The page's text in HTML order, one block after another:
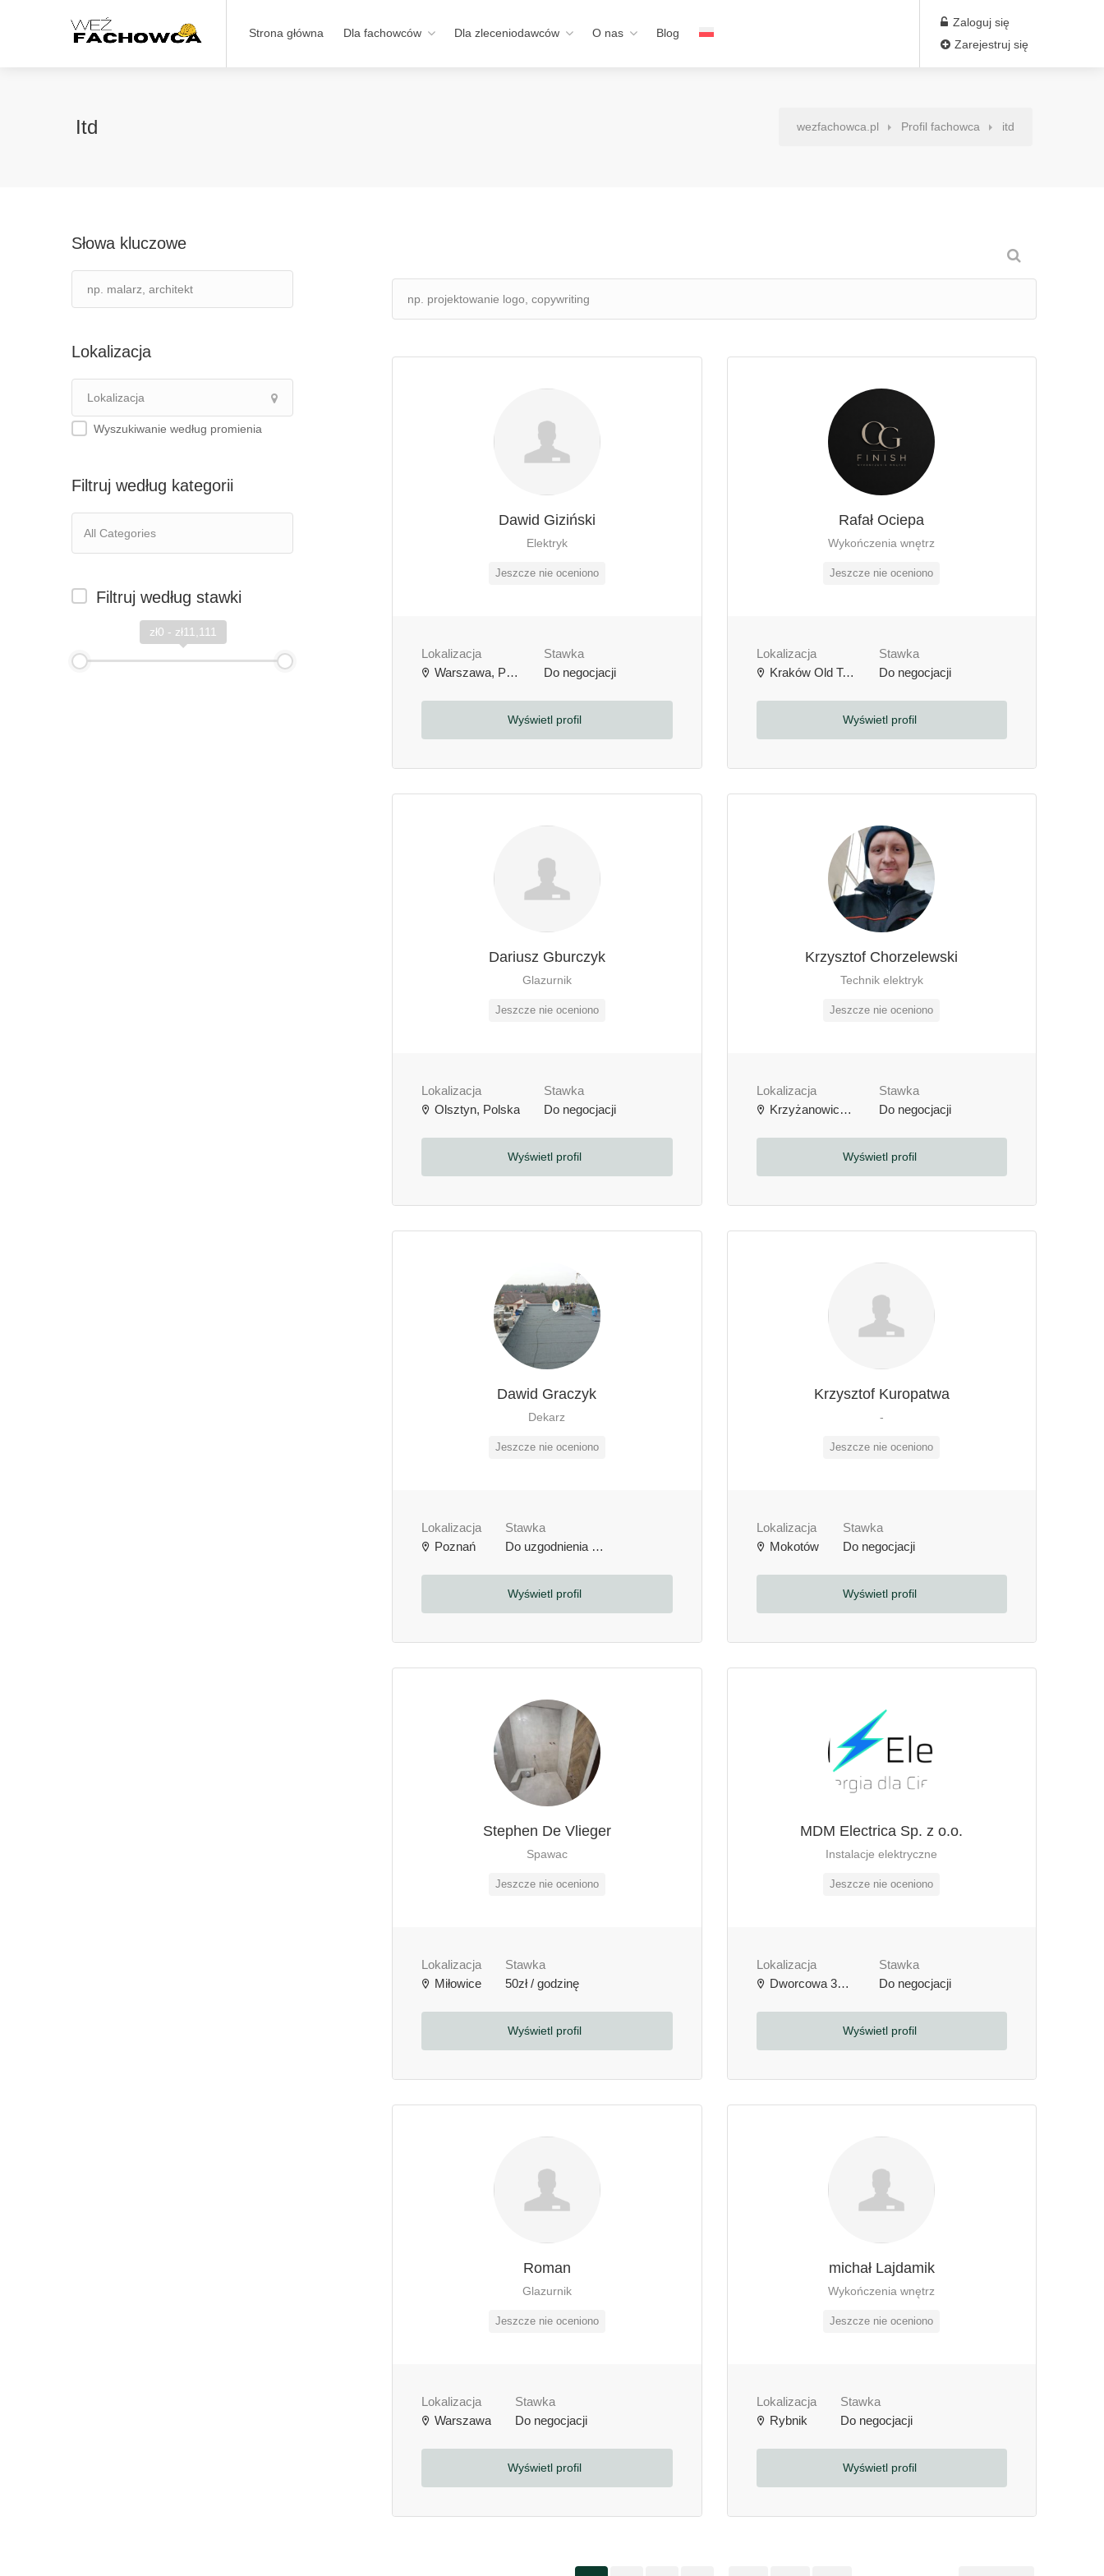
Strona główna Dla fachowców Dla zleceniodawców O nas Blog
Zaloguj się
Zarejestruj się
Itd wezfachowca.pl Profil fachowca itd
Słowa kluczowe
Lokalizacja
Wyszukiwanie według promienia
Filtruj według kategorii
Filtruj według stawki
zł0 - zł11,111
Dawid Giziński
Elektryk
Jeszcze nie oceniono
Lokalizacja
Warszawa, Polska
Stawka
Do negocjacji
Wyświetl profil
Rafał Ociepa
Wykończenia wnętrz
Jeszcze nie oceniono
Lokalizacja
Kraków Old Town, Kraków, Polska
Stawka
Do negocjacji
Wyświetl profil
Dariusz Gburczyk
Glazurnik
Jeszcze nie oceniono
Lokalizacja
Olsztyn, Polska
Stawka
Do negocjacji
Wyświetl profil
Krzysztof Chorzelewski
Technik elektryk
Jeszcze nie oceniono
Lokalizacja
Krzyżanowice, Polska
Stawka
Do negocjacji
Wyświetl profil
Dawid Graczyk
Dekarz
Jeszcze nie oceniono
Lokalizacja
Poznań
Stawka
Do uzgodnienia
Wyświetl profil
Krzysztof Kuropatwa
-
Jeszcze nie oceniono
Lokalizacja
Mokotów
Stawka
Do negocjacji
Wyświetl profil
Stephen De Vlieger
Spawac
Jeszcze nie oceniono
Lokalizacja
Miłowice
Stawka
50zł / godzinę
Wyświetl profil
MDM Electrica Sp. z o.o.
Instalacje elektryczne
Jeszcze nie oceniono
Lokalizacja
Dworcowa 3b, 64-000 Kościan, Polska
Stawka
Do negocjacji
Wyświetl profil
Roman
Glazurnik
Jeszcze nie oceniono
Lokalizacja
Warszawa
Stawka
Do negocjacji
Wyświetl profil
michał Lajdamik
Wykończenia wnętrz
Jeszcze nie oceniono
Lokalizacja
Rybnik
Stawka
Do negocjacji
Wyświetl profil